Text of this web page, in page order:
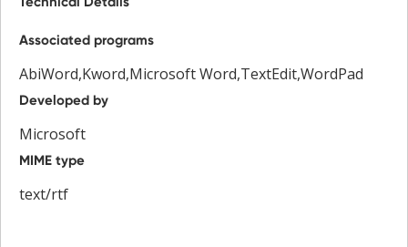
Associated programs
AbiWord,Kword,Microsoft Word,TextEdit,WordPad
Developed by
Microsoft
MIME type
text/rtf